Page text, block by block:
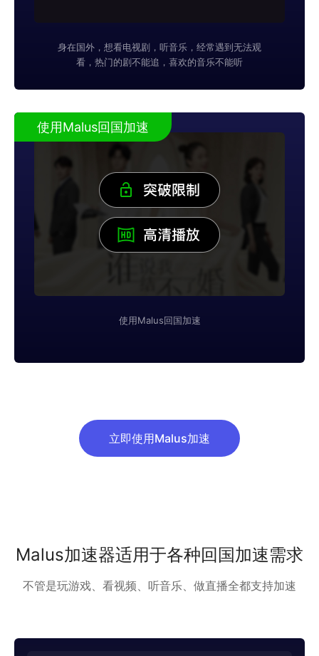
身在国外，想看电视剧，听音乐，经常遇到无法观
看，热门的剧不能追，喜欢的音乐不能听
使用Malus回国加速
使用Malus回国加速
立即使用Malus加速
Malus加速器适用于各种回国加速需求
不管是玩游戏、看视频、听音乐、做直播全都支持加速